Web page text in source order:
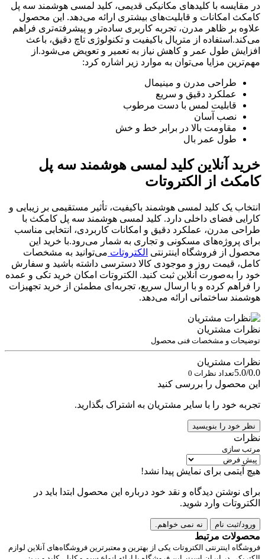
در مقایسه با کلیدهای مکانیکی قدیمی، کلید لمسی هوشمند سه پل
کامکث امکانات و قابلیت‌های بیشتری ارائه می‌دهد. این محصول
علاوه بر ظاهر مدرن، تجربه کاربری ساده‌تر و پیشرفته‌تری فراهم
می‌کند.استفاده از متریال باکیفیت و تکنولوژی تاچ دقیق، باعث
افزایش طول عمر و کاهش نیاز به تعمیر و تعویض می‌شود.از
مهم‌ترین مزایا می‌توان به موارد زیر اشاره کرد:
طراحی مدرن و مینیمال
عملکرد دقیق و سریع
قابلیت لمس با دست مرطوب
نصب آسان
مقاومت بالا در برابر خط و خش
طول عمر بال
خرید آنلاین کلید لمسی هوشمند سه پل
کامکث از الکتروتات
انتخاب یک کلید لمسی هوشمند باکیفیت، تأثیر مستقیمی بر زیبایی و
کارایی فضای داخلی دارد. کلید لمسی هوشمند سه پل کامکث با
طراحی مدرن، عملکرد دقیق و امکانات کاربردی، انتخابی مناسب
برای پروژه‌های مسکونی و تجاری به شمار می‌رود.با خرید این
محصول از فروشگاه اینترنتی الکتروتات می‌توانید به مشخصات
کامل، قیمت روز و موجودی کالا دسترسی داشته باشید و سفارش
خود را به‌صورت آنلاین ثبت کنید. الکتروتات امکان خرید تکی و عمده
را فراهم کرده و با ارسال سریع، تجربه‌ای مطمئن از خرید تجهیزات
هوشمند ساختمانی ارائه می‌دهد.
نظرات مشتریان
توضیحات و مشخصات فنی محصول
نظرات مشتریان
5.0/0.0تعداد نظرات 0
این محصول را بررسی کنید
تجربه خود را با سایر مشتریان به اشتراک بگذارید.
نظر خود را بنویسید
نظرات
مرتب سازی
هیچ آیتمی برای نمایش پیدا نشد!
برای نوشتن دیدگاه و نقد خود درباره این محصول ابتدا باید در
الکتروتات وارد شوید.
ورود/ثبت نام نه نمی خواهم.
محصولات مرتبط
فروشگاه اینترنتی الکتروتات یکی از بهترین و معتبرترین فروشگاه‌های آنلاین لوازم